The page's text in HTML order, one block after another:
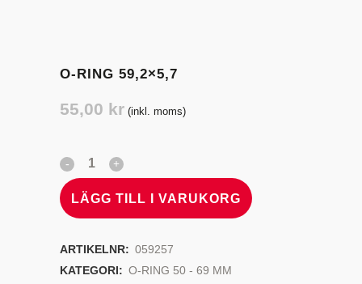
O-RING 59,2×5,7
55,00 kr (inkl. moms)
LÄGG TILL I VARUKORG
ARTIKELNR: 059257
KATEGORI: O-RING 50 - 69 MM